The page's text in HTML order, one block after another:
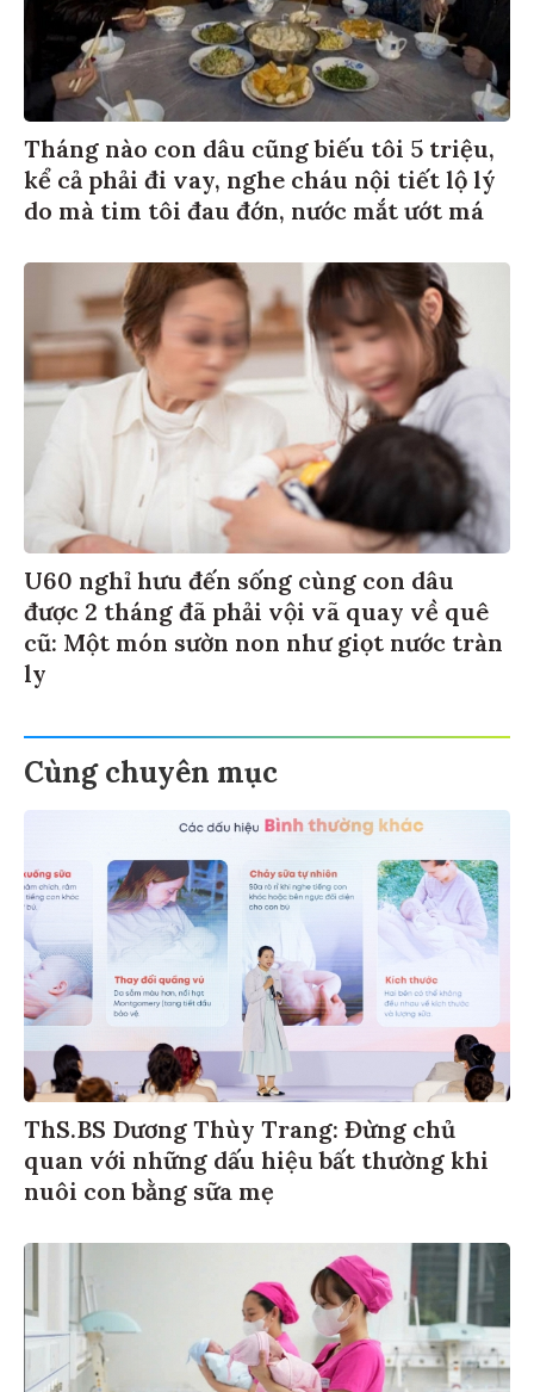
Tháng nào con dâu cũng biếu tôi 5 triệu,
kể cả phải đi vay, nghe cháu nội tiết lộ lý
do mà tim tôi đau đớn, nước mắt ướt má
U60 nghỉ hưu đến sống cùng con dâu
được 2 tháng đã phải vội vã quay về quê
cũ: Một món sườn non như giọt nước tràn
ly
Cùng chuyên mục
ThS.BS Dương Thùy Trang: Đừng chủ
quan với những dấu hiệu bất thường khi
nuôi con bằng sữa mẹ